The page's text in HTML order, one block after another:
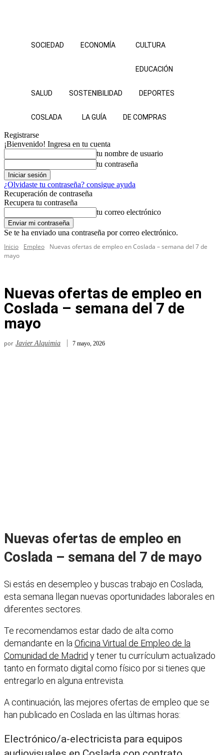
SOCIEDAD ECONOMÍA CULTURA
EDUCACIÓN
SALUD SOSTENIBILIDAD DEPORTES
COSLADA LA GUÍA DE COMPRAS
Registrarse
¡Bienvenido! Ingresa en tu cuenta
tu nombre de usuario
tu contraseña
¿Olvidaste tu contraseña? consigue ayuda
Recuperación de contraseña
Recupera tu contraseña
tu correo electrónico
Se te ha enviado una contraseña por correo electrónico.
Inicio
Empleo
Nuevas ofertas de empleo en Coslada – semana del 7 de
mayo
Nuevas ofertas de empleo en
Coslada – semana del 7 de
mayo
por Javier Alquimia 7 mayo, 2026
Nuevas ofertas de empleo en
Coslada – semana del 7 de mayo
Si estás en desempleo y buscas trabajo en Coslada,
esta semana llegan nuevas oportunidades laborales en
diferentes sectores.
Te recomendamos estar dado de alta como
demandante en la Oficina Virtual de Empleo de la
Comunidad de Madrid y tener tu currículum actualizado
tanto en formato digital como físico por si tienes que
entregarlo en alguna entrevista.
A continuación, las mejores ofertas de empleo que se
han publicado en Coslada en las últimas horas:
Electrónico/a-electricista para equipos